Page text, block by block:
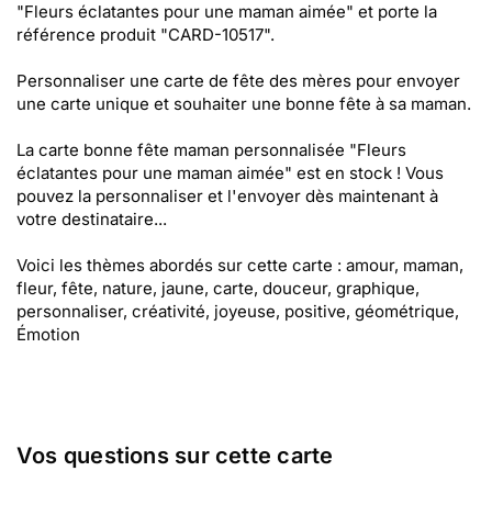
"Fleurs éclatantes pour une maman aimée" et porte la
référence produit "CARD-10517".
Personnaliser une carte de fête des mères pour envoyer
une carte unique et souhaiter une bonne fête à sa maman.
La carte bonne fête maman personnalisée "Fleurs
éclatantes pour une maman aimée" est en stock ! Vous
pouvez la personnaliser et l'envoyer dès maintenant à
votre destinataire...
Voici les thèmes abordés sur cette carte : amour, maman,
fleur, fête, nature, jaune, carte, douceur, graphique,
personnaliser, créativité, joyeuse, positive, géométrique,
Émotion
Vos questions sur cette carte